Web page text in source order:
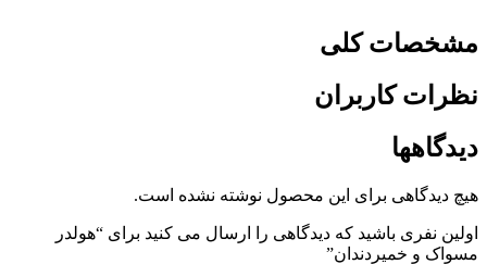
مشخصات کلی
نظرات کاربران
دیدگاهها
هیچ دیدگاهی برای این محصول نوشته نشده است.
اولین نفری باشید که دیدگاهی را ارسال می کنید برای “هولدر
مسواک و خمیردندان”